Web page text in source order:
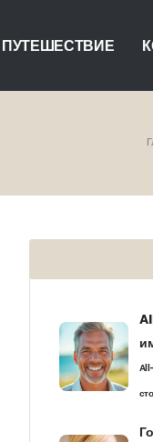
ПУТЕШЕСТВИЕ